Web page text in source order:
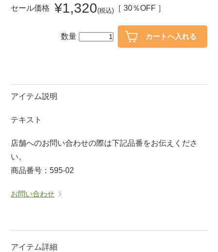
小皿 中皿・取皿
長皿・さんま皿 付出皿
ポット
マグカップ 蓋付マグ
そば千代口
小抹茶碗
箸・カトラリー
セール価格 ¥1,320(税込) ［ 30％OFF ］
数量
アイテム説明
テキスト
店舗へのお問い合わせの際は下記品番をお伝えくださ
い。
商品番号：595-02
お問い合わせ
アイテム詳細